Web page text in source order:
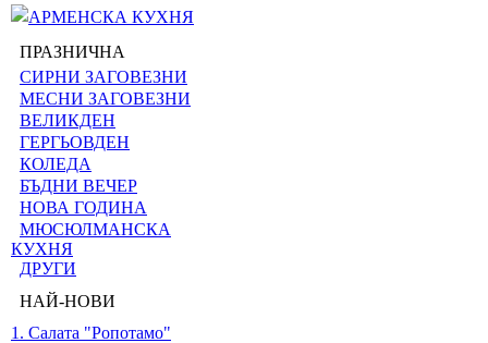
АРМЕНСКА КУХНЯ
ПРАЗНИЧНА
СИРНИ ЗАГОВЕЗНИ
МЕСНИ ЗАГОВЕЗНИ
ВЕЛИКДЕН
ГЕРГЬОВДЕН
КОЛЕДА
БЪДНИ ВЕЧЕР
НОВА ГОДИНА
МЮСЮЛМАНСКА
КУХНЯ
ДРУГИ
НАЙ-НОВИ
1. Салата "Ропотамо"